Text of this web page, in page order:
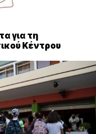
για τη
Κέντρου